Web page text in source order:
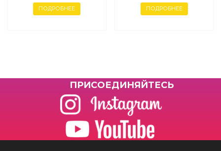
ПОДРОБНЕЕ ПОДРОБНЕЕ
ПРИCОЕДИНЯЙТЕСЬ